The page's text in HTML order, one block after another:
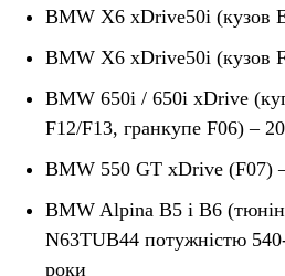
BMW X6 xDrive50i (кузов
BMW X6 xDrive50i (кузов
BMW 650i / 650i xDrive
F12/F13, гранкупе F06) –
BMW 550 GT xDrive (F07)
BMW Alpina B5 і B6
N63TUB44 потужністю
роки